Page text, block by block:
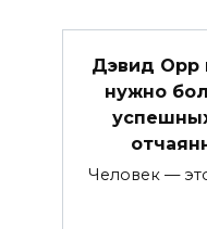
Дэвид Орр
нужно
Человек —